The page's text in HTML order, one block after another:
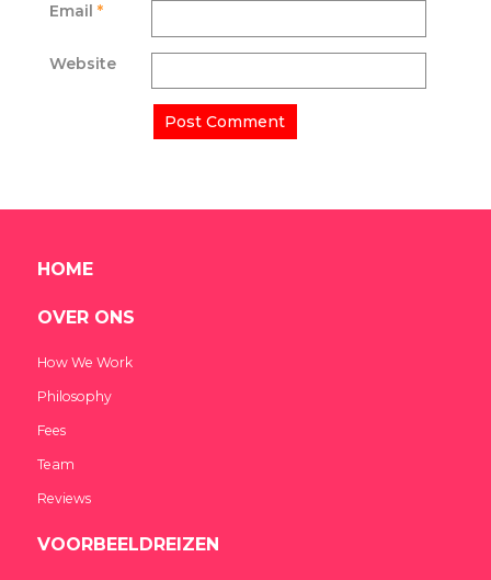
Email *
Website
HOME
OVER ONS
How We Work
Philosophy
Fees
Team
Reviews
VOORBEELDREIZEN